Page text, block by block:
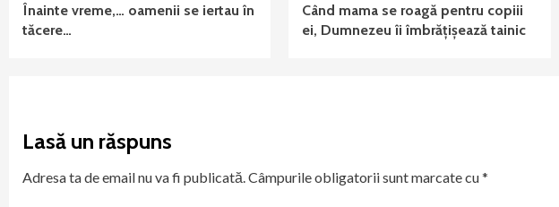
Înainte vreme,… oamenii se iertau în
tăcere…
Când mama se roagă pentru copiii
ei, Dumnezeu îi îmbrățișează tainic
Lasă un răspuns
Adresa ta de email nu va fi publicată.Câmpurile obligatorii sunt marcate cu*